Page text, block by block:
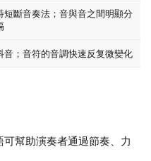
短斷音奏法；音與音之間明顯分
音；音符的音調快速反复微變化
幫助演奏者通過節奏、力